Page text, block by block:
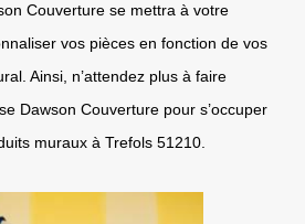
Couverture se mettra à votre
vos pièces en fonction de vos
Ainsi, n’attendez plus à faire
Dawson Couverture pour s’occuper
muraux à Trefols 51210.